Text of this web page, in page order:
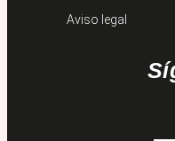
Aviso legal